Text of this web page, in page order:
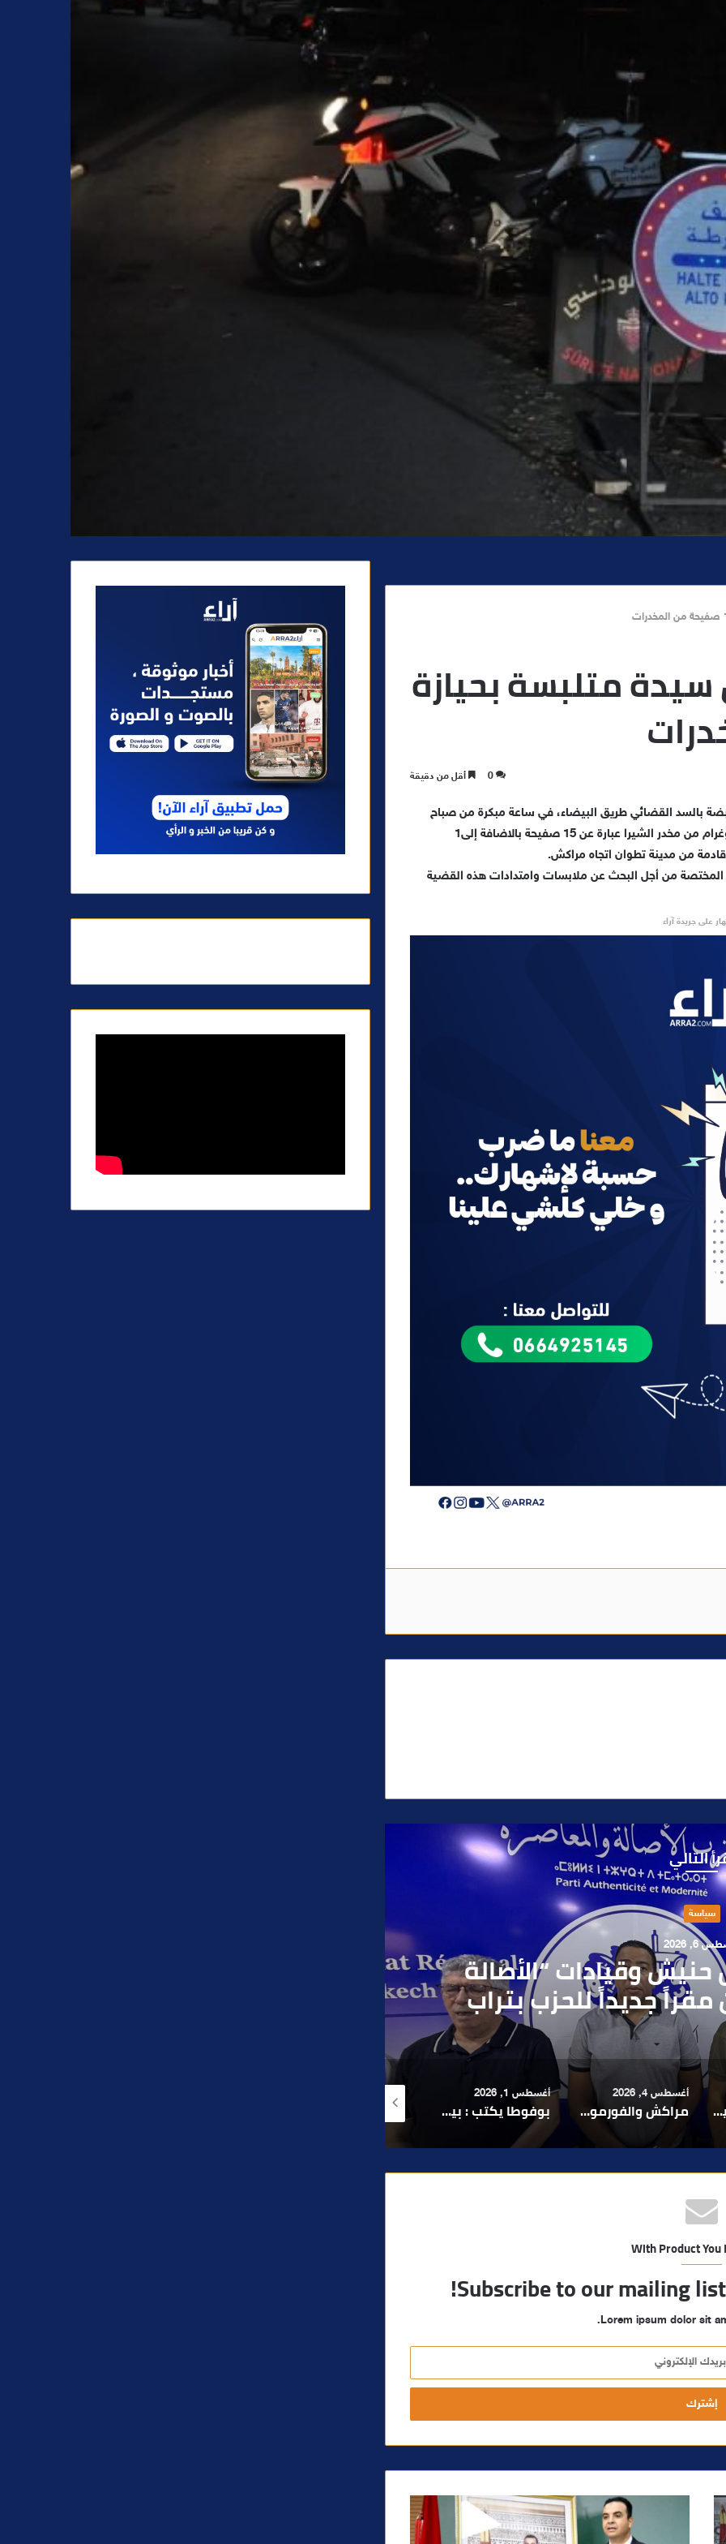
متلبسة بحيازة
0 أقل من دقيقة
بالسد القضائي طريق البيضاء، في ساعة مبكرة من صباح
اليوم الخميس، من ضبط سيدة متحوزة بحوالي 2,5 كيلوغرام من مخدر الشيرا عبارة عن 15 صفيحة بالاضافة إلى1
من مدينة تطوان اتجاه مراكش.
من أجل البحث عن ملابسات وامتدادات هذه القضية
على جريدة آراء
التالي
حوادث
4, 2026
أمن مراكش يطيح
في سرقة مسلحة..
في المنعرج الأخير؟
أغسطس 1, 2026
بوفوطا يكتب : بين صمت الحكومة وسباق الانتخابات… هل أصبحت إدارة الأزمات خارج أولويات الفاعلين السياسيين؟
أغسطس 6, 2026
رشيد نجاح يدق ناقوس الخطر بشأن تعثر الملفات الاستثمارية بمراكش ويدعو إلى تسريع المساطر الإدارية..
With Product You
Subscribe to our mailing
Lorem ipsum dolor sit